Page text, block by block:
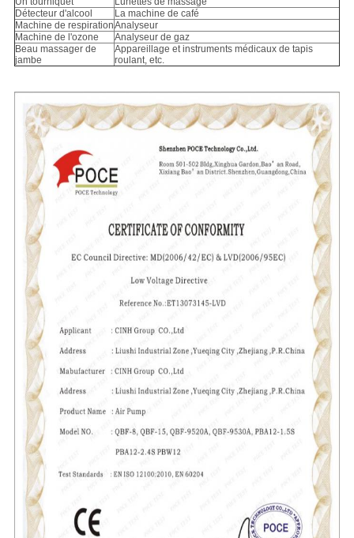
Détecteur d'alcool
La machine de café
Machine de respirationAnalyseur
Machine de l'ozone
Analyseur de gaz
Beau massager de
jambe
Appareillage et instruments médicaux de tapis
roulant, etc.